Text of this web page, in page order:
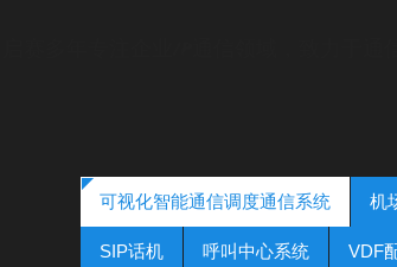
启赛多年专注企业IP通信领域，致力于
可视化智能通信调度通信系统 机
SIP话机 呼叫中心系统 VDF